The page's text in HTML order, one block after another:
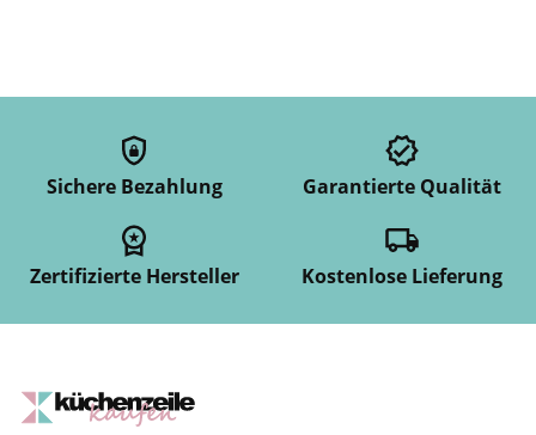
Sichere Bezahlung Garantierte Qualität
Zertifizierte Hersteller Kostenlose Lieferung